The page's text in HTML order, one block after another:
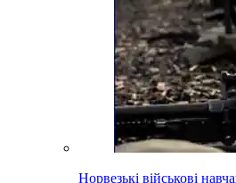
Норвезькі військові